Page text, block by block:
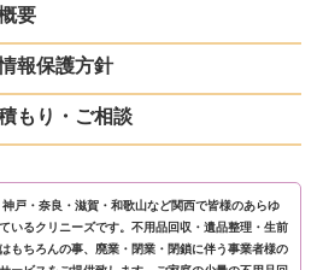
要
報保護方針
もり・ご相談
戸・奈良・滋賀・和歌山など関西で皆様のあらゆ
いるクリニーズです。不用品回収・遺品整理・生前
もちろんの事、廃業・閉業・閉鎖に伴う事業者様の